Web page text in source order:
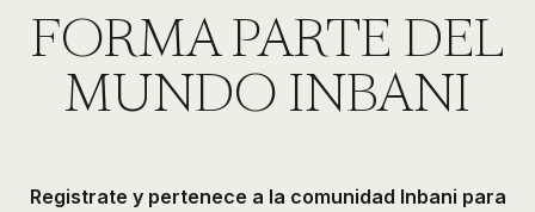
FORMA PARTE DEL
MUNDO INBANI
Registrate y pertenece a la comunidad Inbani para